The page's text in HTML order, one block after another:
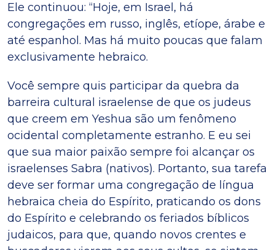
Ele continuou: “Hoje, em Israel, há
congregações em russo, inglês, etíope, árabe e
até espanhol. Mas há muito poucas que falam
exclusivamente hebraico.
Você sempre quis participar da quebra da
barreira cultural israelense de que os judeus
que creem em Yeshua são um fenômeno
ocidental completamente estranho. E eu sei
que sua maior paixão sempre foi alcançar os
israelenses Sabra (nativos). Portanto, sua tarefa
deve ser formar uma congregação de língua
hebraica cheia do Espírito, praticando os dons
do Espírito e celebrando os feriados bíblicos
judaicos, para que, quando novos crentes e